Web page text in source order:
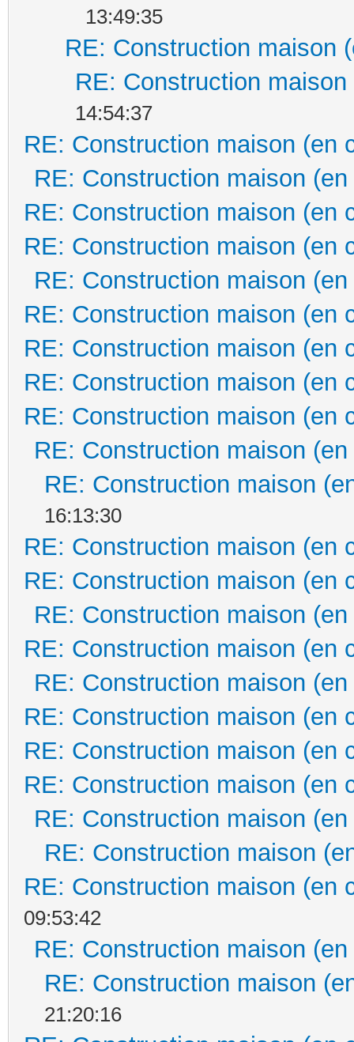
13:49:35
RE: Construction maison
RE: Construction
14:54:37
RE: Construction maison (en
RE: Construction maison
RE: Construction maison (en
RE: Construction maison (en
RE: Construction maison
RE: Construction maison (en
RE: Construction maison (en
RE: Construction maison (en
RE: Construction maison (en
RE: Construction maison
RE: Construction maison
16:13:30
RE: Construction maison (en
RE: Construction maison (en
RE: Construction maison
RE: Construction maison (en
RE: Construction maison
RE: Construction maison (en
RE: Construction maison (en
RE: Construction maison (en
RE: Construction maison
RE: Construction maison
RE: Construction maison (en
09:53:42
RE: Construction maison
RE: Construction maison
21:20:16